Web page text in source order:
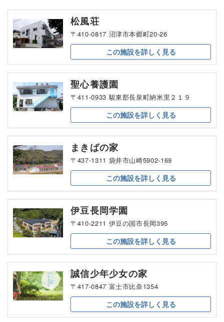
松風荘
〒410-0817 沼津市本郷町20-26
この施設を詳しく見る
聖心養護園
〒411-0933 駿東郡長泉町納米里２１９
この施設を詳しく見る
まきばの家
〒437-1311 袋井市山崎5902-169
この施設を詳しく見る
伊豆長岡学園
〒410-2211 伊豆の国市長岡395
この施設を詳しく見る
誠信少年少女の家
〒417-0847 富士市比奈1354
この施設を詳しく見る